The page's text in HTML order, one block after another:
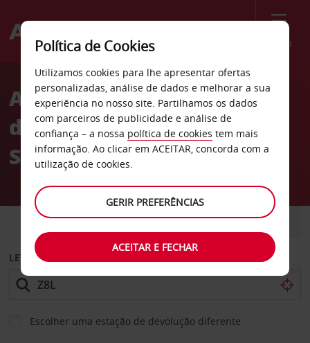
Menu
Welcome
AvisAluguer de carros Parque
de estacionamento VINCI
Saint-Martin
CARRO COMERCIAIS
LEVANTAR EM
Escolher uma estação de devolução diferente
Política de Cookies
Utilizamos cookies para lhe apresentar ofertas
personalizadas, análise de dados e melhorar a sua
experiência no nosso site. Partilhamos os dados
com parceiros de publicidade e análise de
confiança – a nossa política de cookies tem mais
informação. Ao clicar em ACEITAR, concorda com a
utilização de cookies.
GERIR PREFERÊNCIAS
ACEITAR E FECHAR